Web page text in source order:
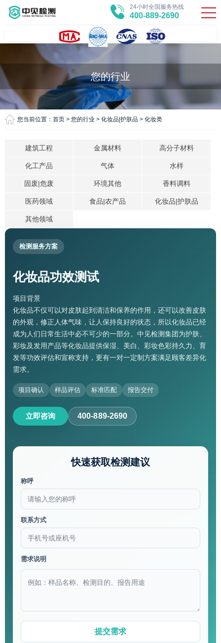
24小时全国服务热线
400-889-2690
您的行业
您当前位置： 首页 > 您的行业 > 化妆品|护肤品 > 化妆类
建筑工程 金属材料 高分子材料
化工产品 气体 水样
固废|危废 环境其他 香料调料
医药领域 食品|农产品 化妆品|护肤品
其他领域
检测服务方案
化妆品功效测试
项目背景
化妆品不仅可以对皮肤起到清洁和保养的作用，还可以改善皮肤
的外观，修正人体气味，让人保持良好的状态，所以化妆品已经
成为人们日常生活中必不可少的一部分。中见检测集团为护肤、
彩妆及发用产品等化妆品提供保湿、美白、彩妆色彩持久力、育
发等功效评估和宣称支持，更有一对一定制方案满足顾客差异化
需求。
项目确认 样品评估 标准匹配 报告交付
立即咨询 400-889-2690
快速获取检测建议
称呼
联系方式
需求说明